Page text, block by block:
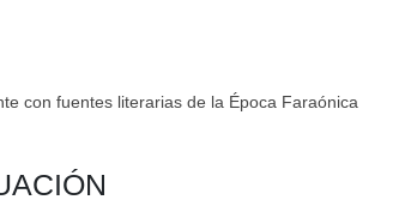
con fuentes literarias de la Época Faraónica